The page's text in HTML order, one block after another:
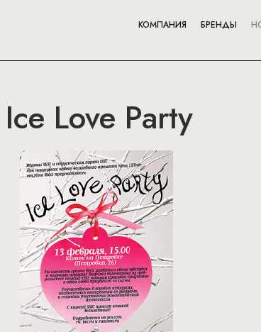
КОМПАНИЯ БРЕНДЫ
Love Party